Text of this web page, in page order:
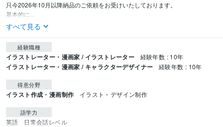
只今2026年10月以降納品のご依頼をお受けいたしております。
基本的に...
すべて見る
経験職種
イラストレーター・漫画家 / イラストレーター 経験年数 : 10年
イラストレーター・漫画家 / キャラクターデザイナー 経験年数 : 10年
得意分野
イラスト作成・漫画制作 イラスト・デザイン制作
語学力
英語 日常会話レベル